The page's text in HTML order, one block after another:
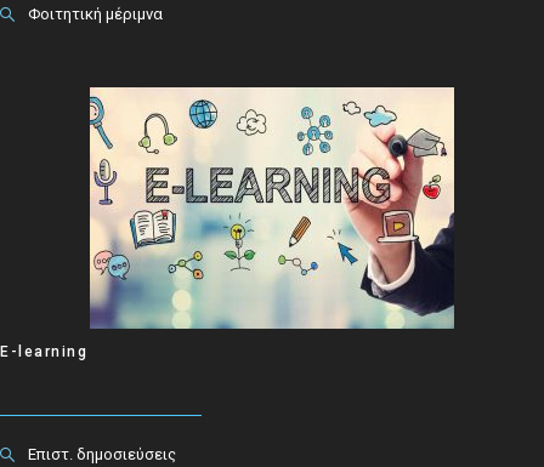
Φοιτητική μέριμνα
E-learning
Επιστ. δημοσιεύσεις